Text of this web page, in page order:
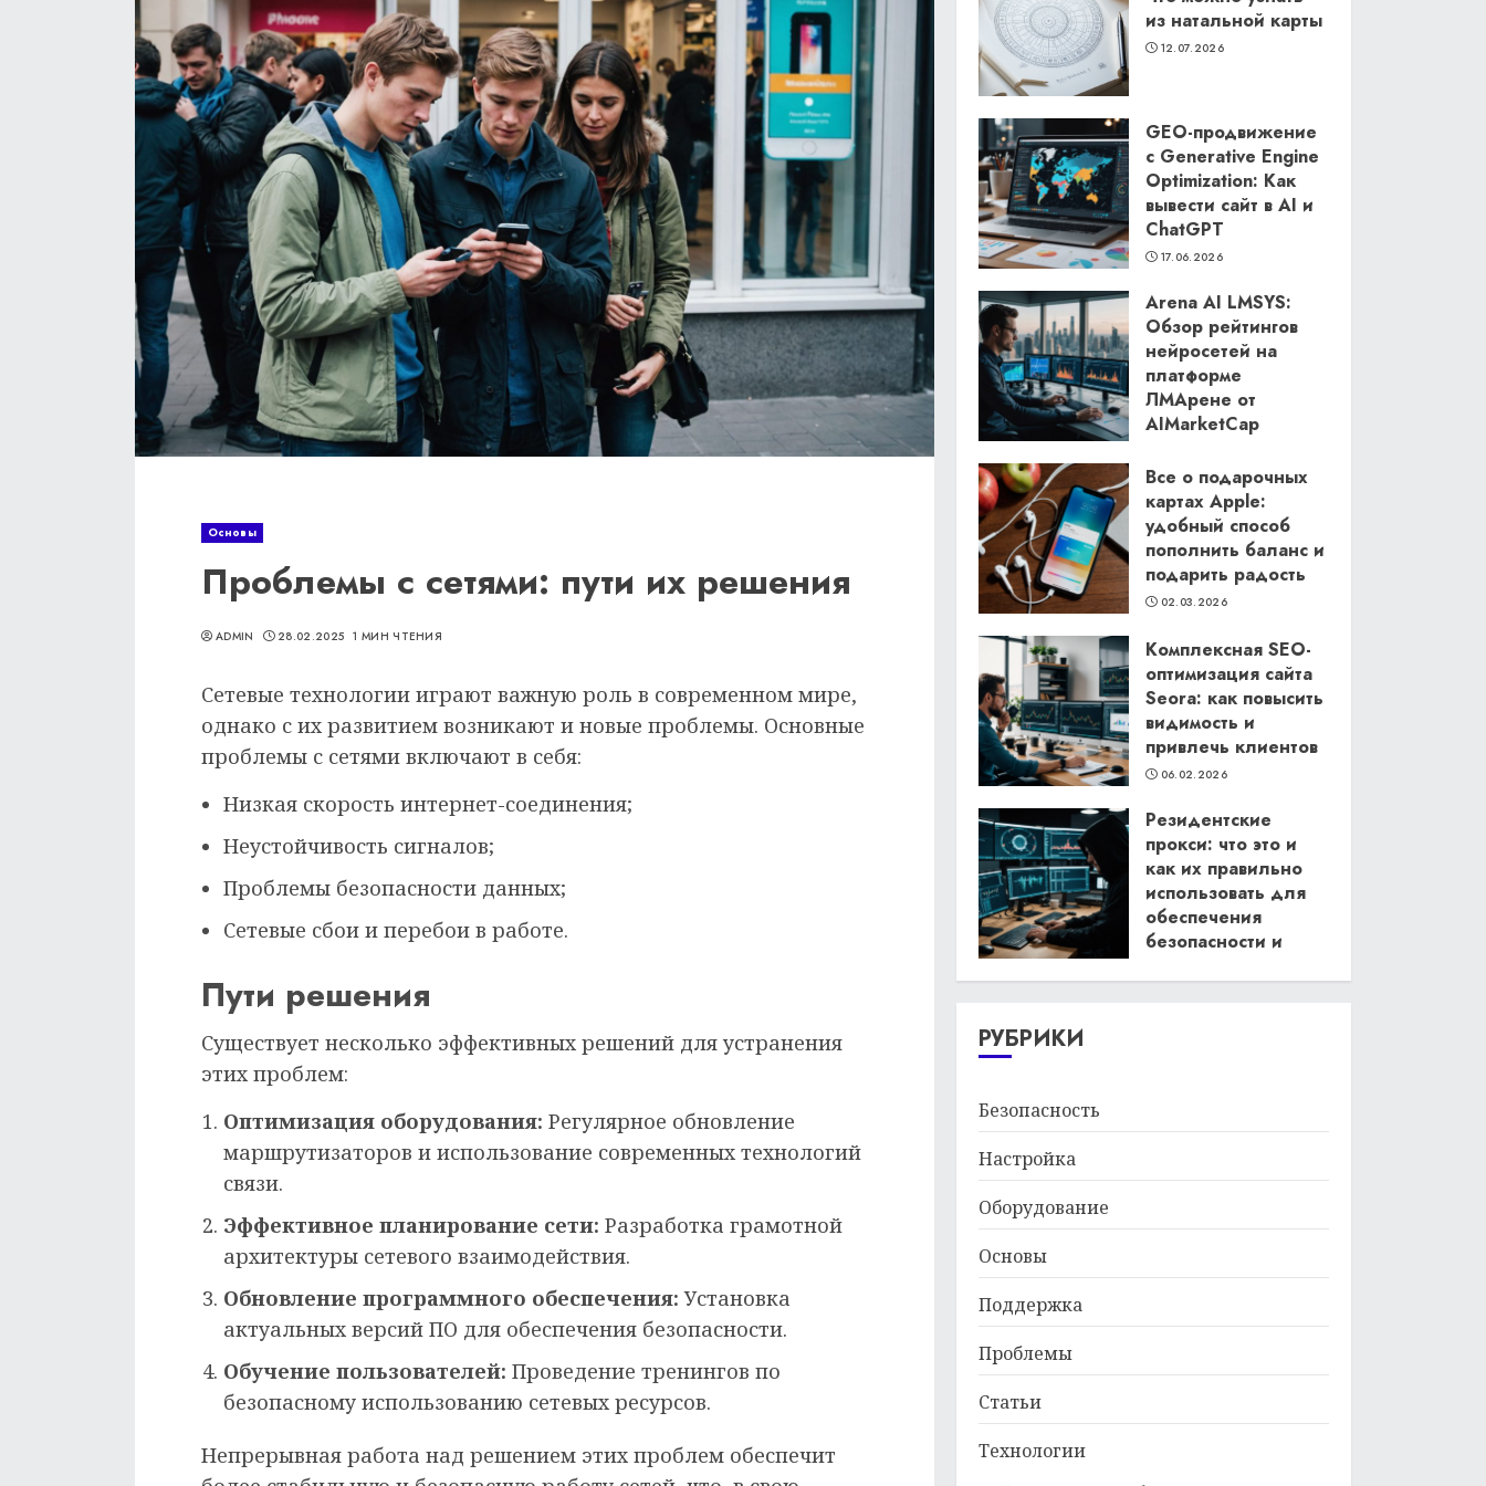
Основы
Проблемы с сетями: пути их решения
ADMIN 28.02.2025 1 МИН ЧТЕНИЯ
Сетевые технологии играют важную роль в современном мире,
однако с их развитием возникают и новые проблемы. Основные
проблемы с сетями включают в себя:
Низкая скорость интернет-соединения;
Неустойчивость сигналов;
Проблемы безопасности данных;
Сетевые сбои и перебои в работе.
Пути решения
Существует несколько эффективных решений для устранения
этих проблем:
Оптимизация оборудования: Регулярное обновление
маршрутизаторов и использование современных технологий
связи.
Эффективное планирование сети: Разработка грамотной
архитектуры сетевого взаимодействия.
Обновление программного обеспечения: Установка
актуальных версий ПО для обеспечения безопасности.
Обучение пользователей: Проведение тренингов по
безопасному использованию сетевых ресурсов.
Непрерывная работа над решением этих проблем обеспечит
из натальной карты
12.07.2026
GEO-продвижение
с Generative Engine
Optimization: Как
вывести сайт в AI и
ChatGPT
17.06.2026
Arena AI LMSYS:
Обзор рейтингов
нейросетей на
платформе
ЛМАрене от
AIMarketCap
Все о подарочных
картах Apple:
удобный способ
пополнить баланс и
подарить радость
02.03.2026
Комплексная SEO-
оптимизация сайта
Seora: как повысить
видимость и
привлечь клиентов
06.02.2026
Резидентские
прокси: что это и
как их правильно
использовать для
обеспечения
безопасности и
РУБРИКИ
Безопасность
Настройка
Оборудование
Основы
Поддержка
Проблемы
Статьи
Технологии